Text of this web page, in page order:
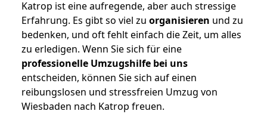
Katrop ist eine aufregende, aber auch stressige
Erfahrung. Es gibt so viel zu organisieren und zu
bedenken, und oft fehlt einfach die Zeit, um alles
zu erledigen. Wenn Sie sich für eine
professionelle Umzugshilfe bei uns
entscheiden, können Sie sich auf einen
reibungslosen und stressfreien Umzug von
Wiesbaden nach Katrop freuen.